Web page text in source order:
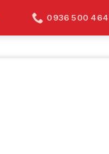
0936 500 464